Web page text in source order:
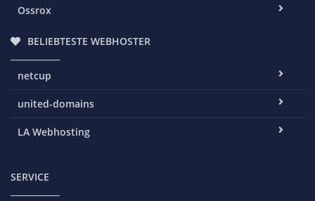
Ossrox
BELIEBTESTE WEBHOSTER
netcup
united-domains
LA Webhosting
SERVICE